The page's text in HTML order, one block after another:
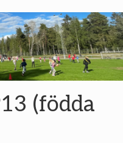
(födda